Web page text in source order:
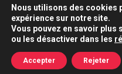
© Copyright 2026
by
Ce site utilise des cookies.
comment
Nous utilisons des cookies
expérience sur notre site.
Vous pouvez en savoir
ou les désactiver dans les
Accepter Rejeter